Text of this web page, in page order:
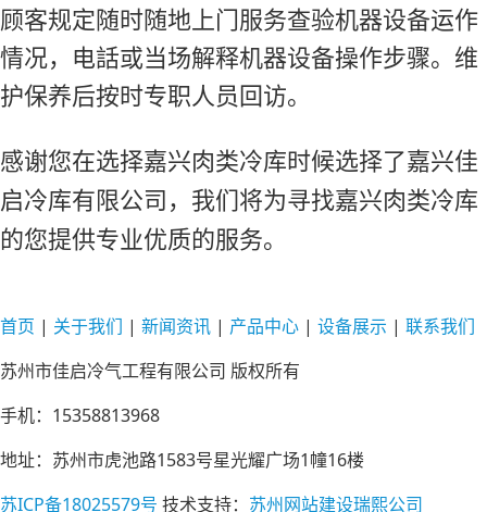
顾客规定随时随地上门服务查验机器设备运作
情况，电話或当场解释机器设备操作步骤。维
护保养后按时专职人员回访。
感谢您在选择嘉兴肉类冷库时候选择了嘉兴佳
启冷库有限公司，我们将为寻找嘉兴肉类冷库
的您提供专业优质的服务。
首页 | 关于我们 | 新闻资讯 | 产品中心 | 设备展示 | 联系我们
苏州市佳启冷气工程有限公司 版权所有
手机：15358813968
地址：苏州市虎池路1583号星光耀广场1幢16楼
苏ICP备18025579号 技术支持： 苏州网站建设瑞熙公司